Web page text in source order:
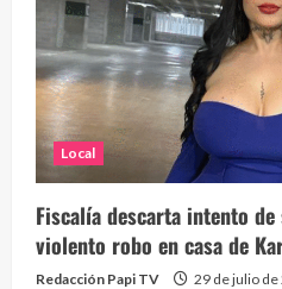
Local
Fiscalía descarta intento
violento robo en casa de
Redacción Papi TV 29 de julio de